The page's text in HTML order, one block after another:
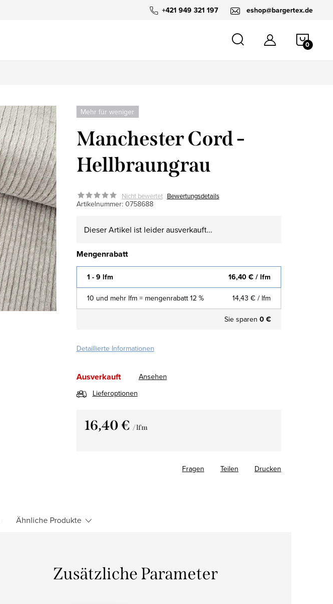
+421 949 321 197 eshop@bargertex.de
Mehr für weniger
Manchester Cord -
Hellbraungrau
Nicht bewertet Bewertungsdetails
Artikelnummer: 0758688
Dieser Artikel ist leider ausverkauft…
Mengenrabatt
1 - 9 lfm 16,40 €/ lfm
10 und mehr lfm = mengenrabatt 12 % 14,43 € / lfm
Sie sparen 0 €
Detaillierte Informationen
Ausverkauft
Ansehen
Lieferoptionen
16,40 € / lfm
Drucken
Fragen Teilen
Ähnliche Produkte
Zusätzliche Parameter